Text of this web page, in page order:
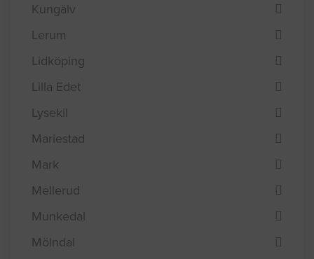
Kungälv
Lerum
Lidköping
Lilla Edet
Lysekil
Mariestad
Mark
Mellerud
Munkedal
Mölndal